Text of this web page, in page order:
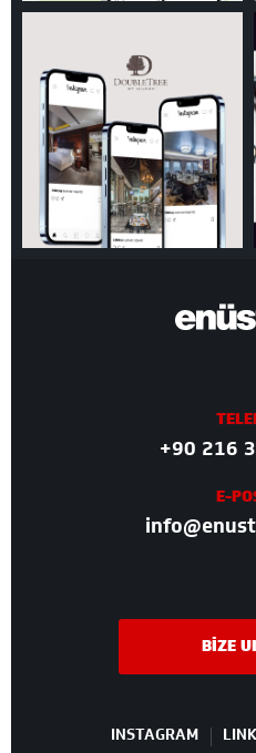
+90 216
E-
BİZE
INSTAGRAM